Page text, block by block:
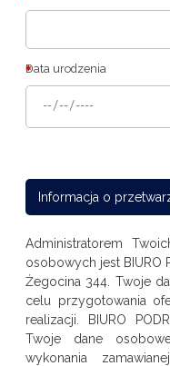
Data urodzenia
Informacja o
Administratorem
osobowych jest BIURO
Żegocina 344. Twoje
celu przygotowania
realizacji. BIURO
Twoje dane
wykonania